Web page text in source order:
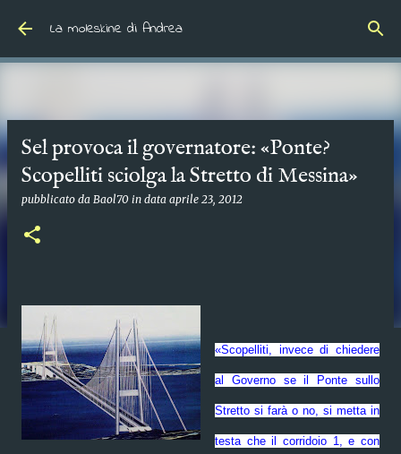
Passa ai contenuti principali
La moleskine di Andrea
Sel provoca il governatore: «Ponte?
Scopelliti sciolga la Stretto di Messina»
pubblicato da Baol70 in data aprile 23, 2012
«Scopelliti, invece di chiedere
al Governo se il Ponte sullo
Stretto si farà o no, si metta in
testa che il corridoio 1, e con